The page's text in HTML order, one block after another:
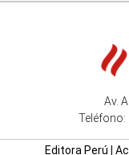
Av.
Teléfono:
Editora Perú